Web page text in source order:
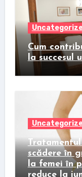
Cum
la succesul
scădere în
la femei în
reduce la